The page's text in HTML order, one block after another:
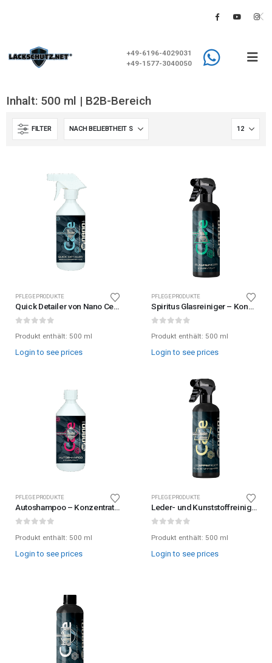
+49-6196-4029031
+49-1577-3040050
Inhalt: 500 ml | B2B-Bereich
FILTER
PFLEGEPRODUKTE
Quick Detailer von Nano Ceramic Protect
Produkt enthält: 500 ml
Login to see prices
PFLEGEPRODUKTE
Spiritus Glasreiniger – Konzentrat von Nano Ceramic Protect
Produkt enthält: 500 ml
Login to see prices
PFLEGEPRODUKTE
Autoshampoo – Konzentrat von Nano Ceramic Protect
Produkt enthält: 500 ml
Login to see prices
PFLEGEPRODUKTE
Leder- und Kunststoffreiniger von Nano Ceramic Protect
Produkt enthält: 500 ml
Login to see prices